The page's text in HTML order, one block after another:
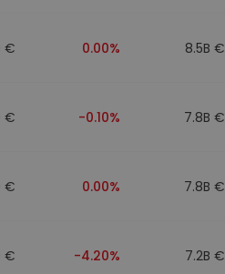
€ 0.00% 8.5B €
€ -0.10% 7.8B €
€ 0.00% 7.8B €
€ -4.20% 7.2B €